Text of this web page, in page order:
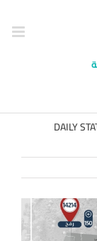
DAILY